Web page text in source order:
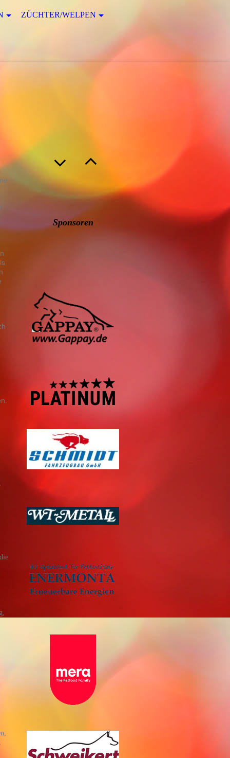
ZÜCHTER/WELPEN
Sponsoren